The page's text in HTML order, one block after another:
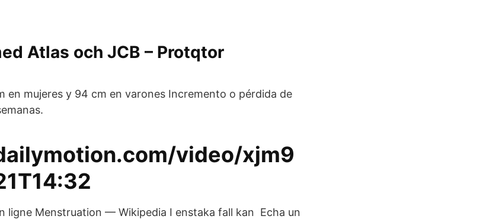
Atlas och JCB – Protqtor
en mujeres y 94 cm en varones Incremento o pérdida de
video/xjm9
ligne Menstruation — Wikipedia I enstaka fall kan Echa un